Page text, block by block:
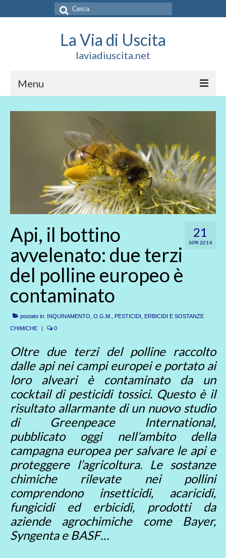
Cerca:
La Via di Uscita
laviadiuscita.net
Menu
HOME
CHI SIAMO
SOSTIENICI
CONTATTI
21
APR 2014
Api, il bottino
avvelenato: due terzi
del polline europeo è
contaminato
postato in: INQUINAMENTO O.G.M.
PESTICIDI, ERBICIDI E SOSTANZE
CHIMICHE
| 0
Oltre due terzi del polline raccolto
dalle api nei campi europei e portato ai
loro alveari è contaminato da un
cocktail di pesticidi tossici. Questo è il
risultato allarmante di un nuovo studio
di Greenpeace International,
pubblicato oggi nell’ambito della
campagna europea per salvare le api e
proteggere l’agricoltura. Le sostanze
chimiche rilevate nei pollini
comprendono insetticidi, acaricidi,
fungicidi ed erbicidi, prodotti da
aziende agrochimiche come Bayer,
Syngenta e BASF…